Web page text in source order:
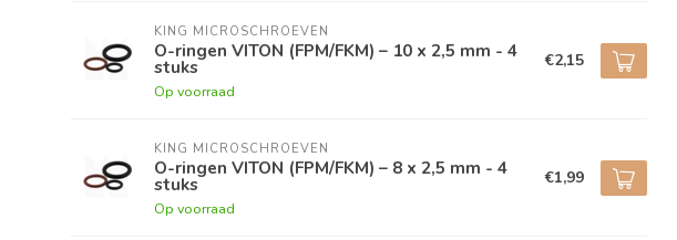
KING MICROSCHROEVEN
O-ringen VITON (FPM/FKM) – 10 x 2,5 mm - 4
stuks
Op voorraad
€2,15
KING MICROSCHROEVEN
O-ringen VITON (FPM/FKM) – 8 x 2,5 mm - 4
stuks
Op voorraad
€1,99